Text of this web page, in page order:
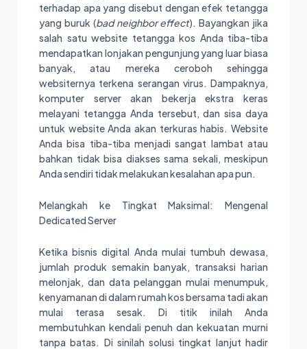
terhadap apa yang disebut dengan efek tetangga
yang buruk (bad neighbor effect). Bayangkan jika
salah satu website tetangga kos Anda tiba-tiba
mendapatkan lonjakan pengunjung yang luar biasa
banyak, atau mereka ceroboh sehingga
websiternya terkena serangan virus. Dampaknya,
komputer server akan bekerja ekstra keras
melayani tetangga Anda tersebut, dan sisa daya
untuk website Anda akan terkuras habis. Website
Anda bisa tiba-tiba menjadi sangat lambat atau
bahkan tidak bisa diakses sama sekali, meskipun
Anda sendiri tidak melakukan kesalahan apa pun.
Melangkah ke Tingkat Maksimal: Mengenal
Dedicated Server
Ketika bisnis digital Anda mulai tumbuh dewasa,
jumlah produk semakin banyak, transaksi harian
melonjak, dan data pelanggan mulai menumpuk,
kenyamanan di dalam rumah kos bersama tadi akan
mulai terasa sesak. Di titik inilah Anda
membutuhkan kendali penuh dan kekuatan murni
tanpa batas. Di sinilah solusi tingkat lanjut hadir